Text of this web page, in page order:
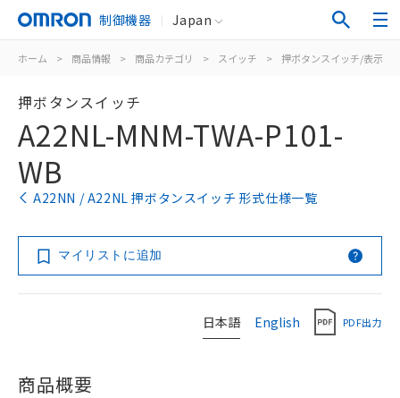
制御機器 Japan
ホーム > 商品情報 > 商品カテゴリ > スイッチ > 押ボタンスイッチ/表示灯
押ボタンスイッチ
A22NL-MNM-TWA-P101-
WB
A22NN / A22NL 押ボタンスイッチ 形式仕様一覧
マイリストに追加
日本語 English PDF出力
商品概要